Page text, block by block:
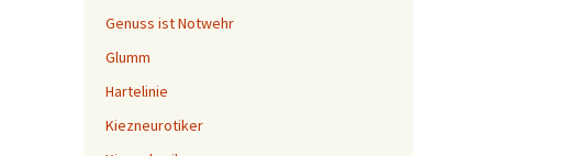
Genuss ist Notwehr
Glumm
Hartelinie
Kiezneurotiker